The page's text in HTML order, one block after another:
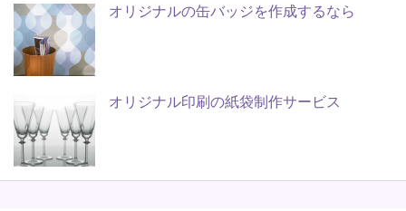
オリジナルの缶バッジを作成するなら
オリジナル印刷の紙袋制作サービス